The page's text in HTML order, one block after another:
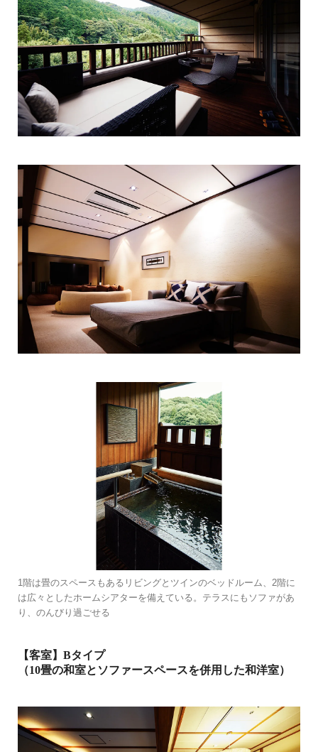
1階は畳のスペースもあるリビングとツインのベッドルーム、2階に
は広々としたホームシアターを備えている。テラスにもソファがあ
り、のんびり過ごせる
【客室】Bタイプ
（10畳の和室とソファースペースを併用した和洋室）